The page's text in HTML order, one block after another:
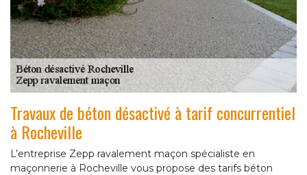
Travaux de béton désactivé à tarif concurrentiel
à Rocheville
L’entreprise Zepp ravalement maçon spécialiste en
maçonnerie à Rocheville vous propose des tarifs béton